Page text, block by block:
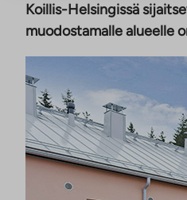
sisältöön
Koillis-Helsingissä
muodostamalle alueelle